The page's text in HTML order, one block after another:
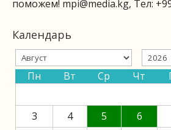
поможем! mpi@media.kg, Тел:
Календарь
Пн Вт Ср Чт
3
4 5 6